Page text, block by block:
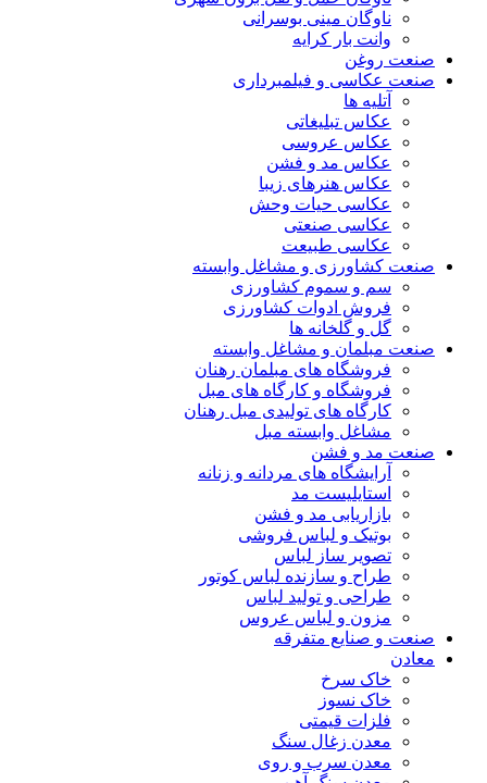
ناوگان مینی بوسرانی
وانت بار کرایه
صنعت روغن
صنعت عکاسی و فیلمبرداری
آتلیه ها
عکاس تبلیغاتی
عکاس عروسی
عکاس مد و فشن
عکاس هنرهای زیبا
عکاسی حیات وحش
عکاسی صنعتی
عکاسی طبیعت
صنعت کشاورزی و مشاغل وابسته
سم و سموم کشاورزی
فروش ادوات کشاورزی
گل و گلخانه ها
صنعت مبلمان و مشاغل وابسته
فروشگاه های مبلمان رهنان
فروشگاه و کارگاه های مبل
کارگاه های تولیدی مبل رهنان
مشاغل وابسته مبل
صنعت مد و فشن
آرایشگاه های مردانه و زنانه
استایلیست مد
بازاریابی مد و فشن
بوتیک و لباس فروشی
تصویر ساز لباس
طراح و سازنده لباس کوتور
طراحی و تولید لباس
مزون و لباس عروس
صنعت و صنایع متفرقه
معادن
خاک سرخ
خاک نسوز
فلزات قیمتی
معدن زغال سنگ
معدن سرب و روی